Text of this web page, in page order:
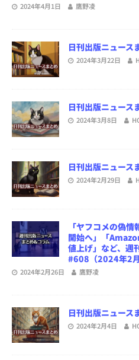
2024年4月1日 鷹野凌
日刊出版ニュー
2024年3月22日
日刊出版ニュー
2024年3月8日
日刊出版ニュー
2024年2月29日
「ヤフコメの偽
開始へ」「
値上げ」など、週
#608（2024年2
2024年2月26日 鷹野凌
日刊出版ニュー
2024年2月4日